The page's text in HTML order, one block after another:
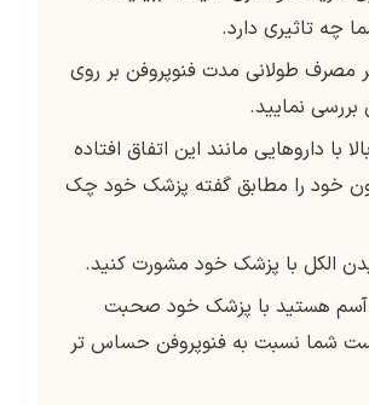
چه تاثیری دارد.
مصرف طولانی مدت فنوپروفن بر روی
بررسی نمایید.
با داروهایی مانند این اتفاق افتاده
خود را مطابق گفته پزشك خود چک
آسم هستید با پزشک خود صحبت
شما نسبت به فنوپروفن حساس تر